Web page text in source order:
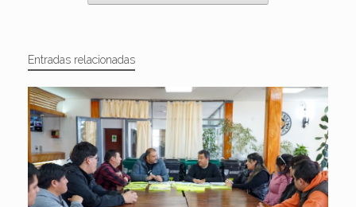
Entradas relacionadas